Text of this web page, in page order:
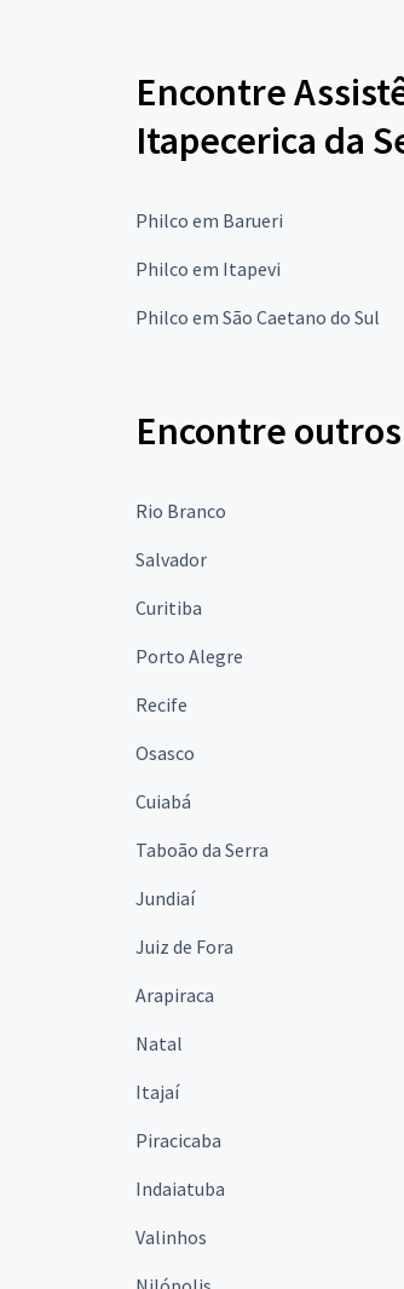
Encontre
Itapecerica da
Philco em Barueri
Philco em Itapevi
Philco em São Caetano do Sul
Encontre
Rio Branco
Salvador
Curitiba
Porto Alegre
Recife
Osasco
Cuiabá
Taboão da Serra
Jundiaí
Juiz de Fora
Arapiraca
Natal
Itajaí
Piracicaba
Indaiatuba
Valinhos